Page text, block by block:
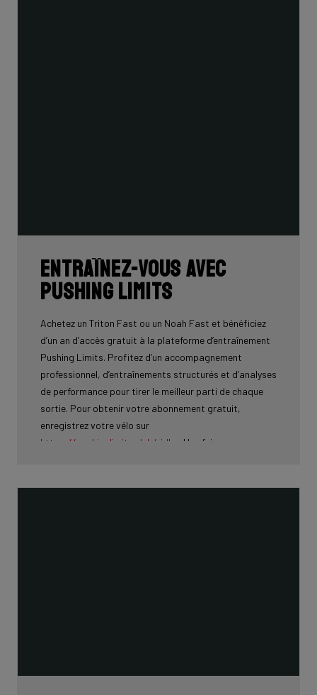
Entraînez-vous avec
Pushing Limits
Achetez un Triton Fast ou un Noah Fast et bénéficiez
d’un an d’accès gratuit à la plateforme d’entraînement
Pushing Limits. Profitez d’un accompagnement
professionnel, d’entraînements structurés et d’analyses
de performance pour tirer le meilleur parti de chaque
sortie. Pour obtenir votre abonnement gratuit,
enregistrez votre vélo sur
https://pushinglimits.club/ridley
. Une fois